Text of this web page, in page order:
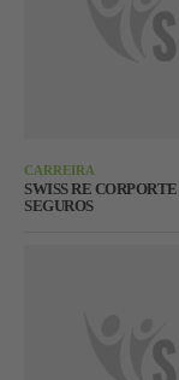
CARREIRA
SWISS RE
SEGUROS